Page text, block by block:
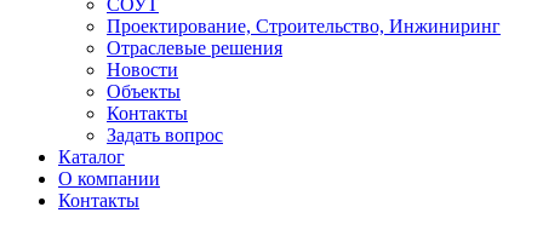
СОУТ
Проектирование, Строительство, Инжиниринг
Отраслевые решения
Новости
Объекты
Контакты
Задать вопрос
Каталог
О компании
Контакты